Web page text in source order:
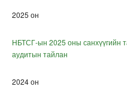
2025 он
НБТСГ-ын 2025 оны санхүүгийн
аудитын тайлан
2024 он